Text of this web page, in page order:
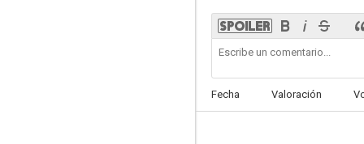
Fecha Valoración